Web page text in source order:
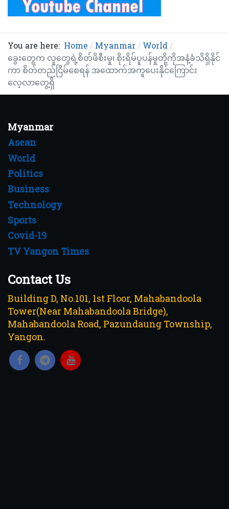
You are here: Home Myanmar
World
ခွေးတွေက လူတွေရဲ့စိတ်ဖိစီးမှု၊ စိုးရိမ်ပူပန်မှုတို့ကိုအနံ့ခံသိရှိနိုင်
ကာ စိတ်တည်ငြိမ်စေရန် အထောက်အကူပေးနိုင်ကြောင်း
လေ့လာတွေ့ရှိ
Myanmar
Asean
World
Politics
Business
Technology
Sports
Covid-19
TV Yangon Times
Contact Us
Building D, No.101, 1st Floor, Mahabandoola
Tower(Near Mahabandoola Bridge),
Mahabandoola Road, Pazundaung Township,
Yangon.